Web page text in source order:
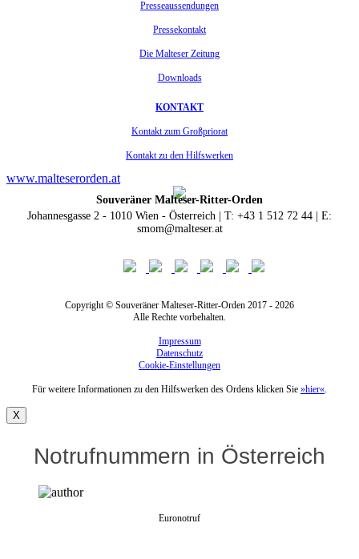
Presseaussendungen
Pressekontakt
Die Malteser Zeitung
Downloads
KONTAKT
Kontakt zum Großpriorat
Kontakt zu den Hilfswerken
www.malteserorden.at
Souveräner Malteser-Ritter-Orden
Johannesgasse 2 - 1010 Wien - Österreich | T: +43 1 512 72 44 | E:
smom@malteser.at
Copyright © Souveräner Malteser-Ritter-Orden 2017 - 2026
Alle Rechte vorbehalten.
Impressum
Datenschutz
Cookie-Einstellungen
Für weitere Informationen zu den Hilfswerken des Ordens klicken Sie »hier«.
X
Notrufnummern in Österreich
Euronotruf